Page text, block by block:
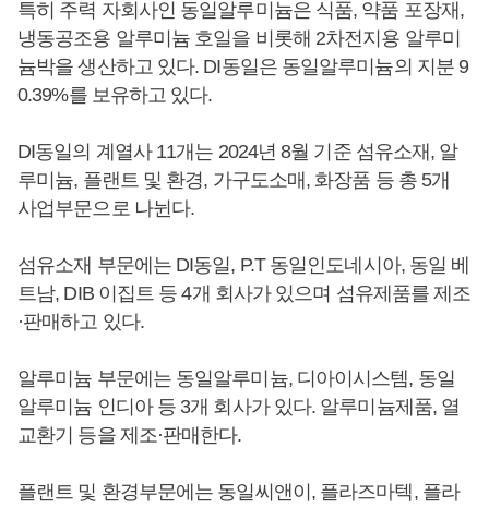
특히 주력 자회사인 동일알루미늄은 식품, 약품 포장재,
냉동공조용 알루미늄 호일을 비롯해 2차전지용 알루미
늄박을 생산하고 있다. DI동일은 동일알루미늄의 지분 9
0.39%를 보유하고 있다.
DI동일의 계열사 11개는 2024년 8월 기준 섬유소재, 알
루미늄, 플랜트 및 환경, 가구도소매, 화장품 등 총 5개
사업부문으로 나뉜다.
섬유소재 부문에는 DI동일, P.T 동일인도네시아, 동일 베
트남, DIB 이집트 등 4개 회사가 있으며 섬유제품를 제조
·판매하고 있다.
알루미늄 부문에는 동일알루미늄, 디아이시스템, 동일
알루미늄 인디아 등 3개 회사가 있다. 알루미늄제품, 열
교환기 등을 제조·판매한다.
플랜트 및 환경부문에는 동일씨앤이, 플라즈마텍, 플라